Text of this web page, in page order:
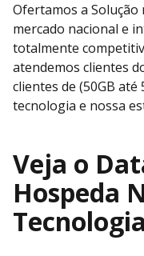
Ofertamos a Solução
mercado nacional e
totalmente
atendemos clientes
clientes de (50GB
tecnologia e nossa
Veja o
Hospeda